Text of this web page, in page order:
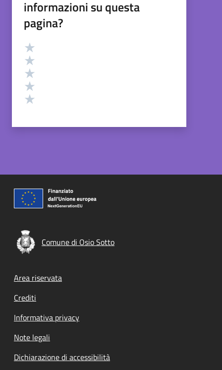
informazioni su questa
pagina?
Valutazione
Comune di Osio Sotto
Footer menu
Area riservata
Crediti
Informativa privacy
Note legali
Dichiarazione di accessibilità